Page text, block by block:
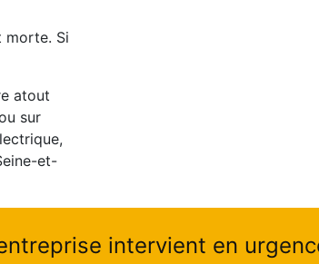
morte. Si
atout
sur
et-
intervient en